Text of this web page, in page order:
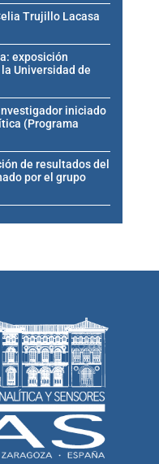
Trujillo Lacasa
exposición
Universidad de
iniciado
(Programa
de resultados del
por el grupo